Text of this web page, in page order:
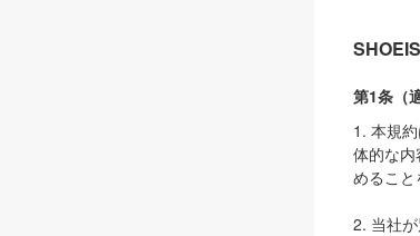
第1条（
1. 本規
体的な
めること
2. 当社